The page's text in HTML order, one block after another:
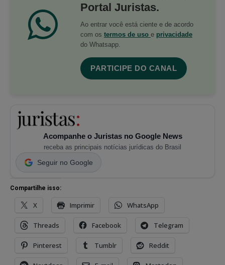
Portal Juristas.
Ao entrar você está ciente e de acordo
com os termos de uso e privacidade
do Whatsapp.
PARTICIPE DO CANAL
Acompanhe o Juristas no Google News
receba as principais notícias jurídicas do Brasil
Seguir no Google
Compartilhe isso:
X Imprimir WhatsApp
Threads Facebook Telegram
Pinterest Tumblr Reddit